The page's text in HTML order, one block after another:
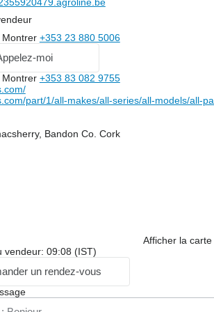
Montrer +353 23 880 5006
moi
Montrer +353 83 082 9755
part/1/all-makes/all-series/all-models/all-
Bandon Co. Cork
Afficher la carte
vendeur: 09:08 (IST)
un rendez-vous